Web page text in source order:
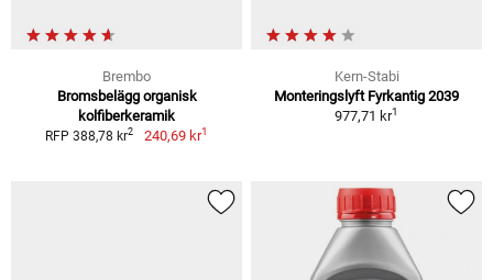
Brembo
Bromsbelägg organisk
kolfiberkeramik
RFP 388,78 kr2 240,69 kr1
Kern-Stabi
Monteringslyft Fyrkantig 2039
977,71 kr1